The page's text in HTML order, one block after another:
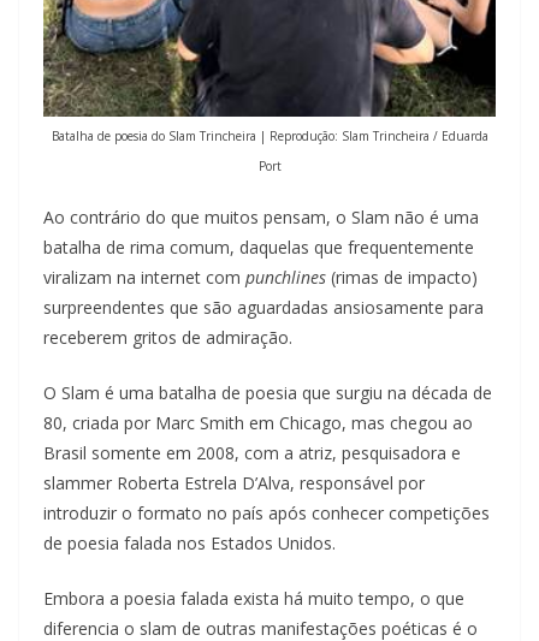
Batalha de poesia do Slam Trincheira | Reprodução: Slam Trincheira / Eduarda
Port
Ao contrário do que muitos pensam, o Slam não é uma
batalha de rima comum, daquelas que frequentemente
viralizam na internet com punchlines (rimas de impacto)
surpreendentes que são aguardadas ansiosamente para
receberem gritos de admiração.
O Slam é uma batalha de poesia que surgiu na década de
80, criada por Marc Smith em Chicago, mas chegou ao
Brasil somente em 2008, com a atriz, pesquisadora e
slammer Roberta Estrela D’Alva, responsável por
introduzir o formato no país após conhecer competições
de poesia falada nos Estados Unidos.
Embora a poesia falada exista há muito tempo, o que
diferencia o slam de outras manifestações poéticas é o